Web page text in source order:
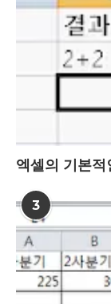
엑셀의 기본적
3